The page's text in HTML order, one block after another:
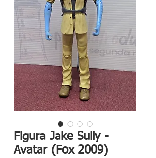
Figura Jake Sully -
Avatar (Fox 2009)